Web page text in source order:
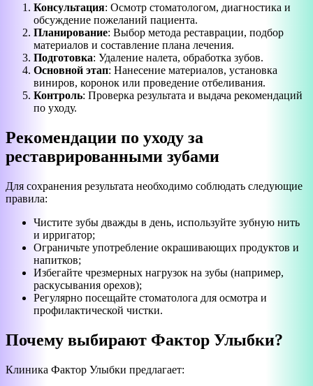
Консультация: Осмотр стоматологом, диагностика и
обсуждение пожеланий пациента.
Планирование: Выбор метода реставрации, подбор
материалов и составление плана лечения.
Подготовка: Удаление налета, обработка зубов.
Основной этап: Нанесение материалов, установка
виниров, коронок или проведение отбеливания.
Контроль: Проверка результата и выдача рекомендаций
по уходу.
Рекомендации по уходу за
реставрированными зубами
Для сохранения результата необходимо соблюдать следующие
правила:
Чистите зубы дважды в день, используйте зубную нить
и ирригатор;
Ограничьте употребление окрашивающих продуктов и
напитков;
Избегайте чрезмерных нагрузок на зубы (например,
раскусывания орехов);
Регулярно посещайте стоматолога для осмотра и
профилактической чистки.
Почему выбирают Фактор Улыбки?
Клиника Фактор Улыбки предлагает: